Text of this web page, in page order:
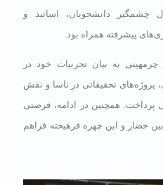
چشمگیر دانشجویان، اساتید و
پیشرفته همراه بود.
به بیان تجربیات خود در
تحقیقاتی در ناسا و نقش
پرداخت. همچنین در ادامه، فرصتی
حضار و این چهره فرهیخته فراهم